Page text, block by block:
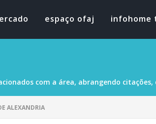
espaço ofaj infohome
com a área, abrangendo
ALEXANDRIA